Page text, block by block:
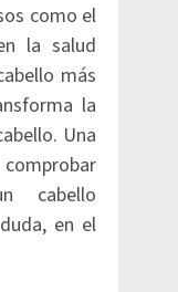
como el
la salud
más
la
Una
cabello
en el